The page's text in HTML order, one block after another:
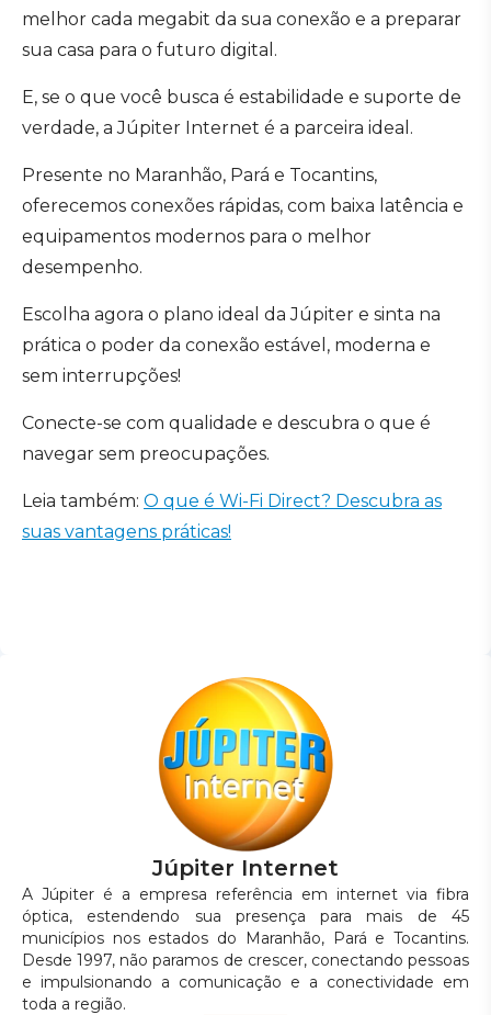
melhor cada megabit da sua conexão e a preparar
sua casa para o futuro digital.
E, se o que você busca é estabilidade e suporte de
verdade, a Júpiter Internet é a parceira ideal.
Presente no Maranhão, Pará e Tocantins,
oferecemos conexões rápidas, com baixa latência e
equipamentos modernos para o melhor
desempenho.
Escolha agora o plano ideal da Júpiter e sinta na
prática o poder da conexão estável, moderna e
sem interrupções!
Conecte-se com qualidade e descubra o que é
navegar sem preocupações.
Leia também: O que é Wi-Fi Direct? Descubra as
suas vantagens práticas!
Júpiter Internet
A Júpiter é a empresa referência em internet via fibra
óptica, estendendo sua presença para mais de 45
municípios nos estados do Maranhão, Pará e Tocantins.
Desde 1997, não paramos de crescer, conectando pessoas
e impulsionando a comunicação e a conectividade em
toda a região.